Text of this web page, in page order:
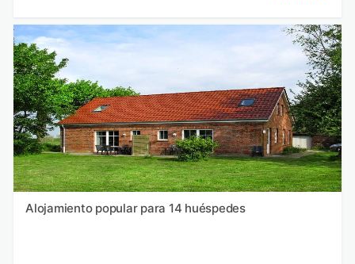
Alojamiento popular para 14 huéspedes